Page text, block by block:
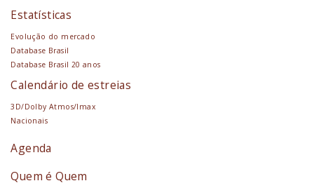
Estatísticas
Evolução do mercado
Database Brasil
Database Brasil 20 anos
Calendário de estreias
3D/Dolby Atmos/Imax
Nacionais
Agenda
Quem é Quem